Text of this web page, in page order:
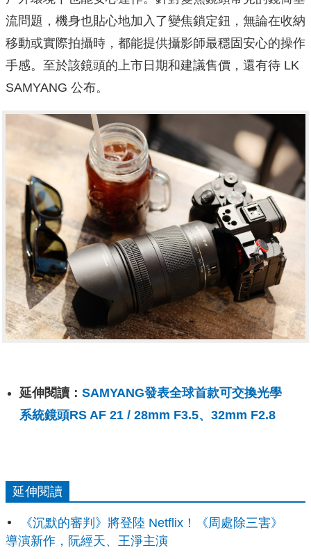
流問題，機身也貼心地加入了變焦鎖定鈕，無論在收納
移動或實際拍攝時，都能提供攝影師最穩固安心的操作
手感。至於該鏡頭的上市日期和建議售價，還有待 LK
SAMYANG 公布。
延伸閱讀： SAMYANG發表全球首款可交換光學
系統鏡頭RS AF 21 / 28mm F3.5、32mm F2.8
延伸閱讀
《沉默的審判》將登陸 Netflix！《周處除三害》
導演新作，阮經天、王淨主演